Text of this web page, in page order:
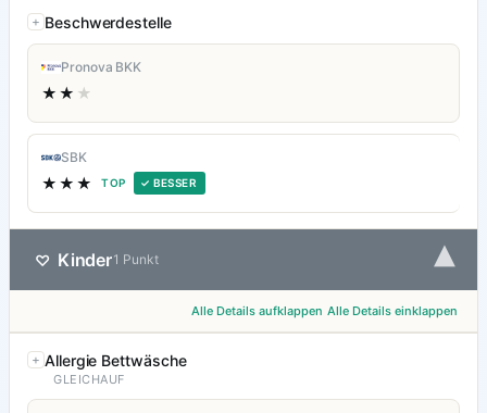
Beschwerdestelle
Pronova BKK
★★ ★
SBK
★★★ TOP ✓ BESSER
♡ Kinder1 Punkt ▾
Alle Details aufklappen Alle Details einklappen
Allergie Bettwäsche
GLEICHAUF